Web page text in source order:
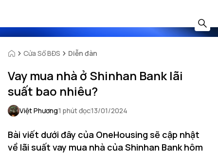
Cửa Sổ BĐS Diễn đàn
Vay mua nhà ở Shinhan Bank lãi
suất bao nhiêu?
Việt Phương1 phút đọc13/01/2024
Bài viết dưới đây của OneHousing sẽ cập nhật
về lãi suất vay mua nhà của Shinhan Bank hôm